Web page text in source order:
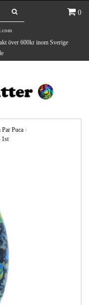
0
över 600kr inom Sverige
Puca ›
1st